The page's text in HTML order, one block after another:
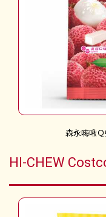
森永嗨啾
HI-CHEW